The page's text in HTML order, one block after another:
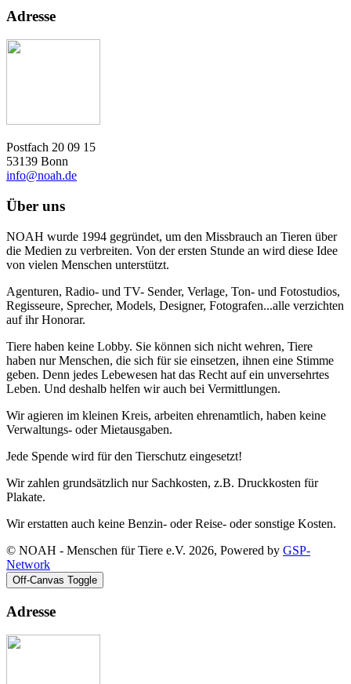
Adresse
Postfach 20 09 15
53139 Bonn
info@noah.de
Über uns
NOAH wurde 1994 gegründet, um den Missbrauch an Tieren über
die Medien zu verbreiten. Von der ersten Stunde an wird diese Idee
von vielen Menschen unterstützt.
Agenturen, Radio- und TV- Sender, Verlage, Ton- und Fotostudios,
Regisseure, Sprecher, Models, Designer, Fotografen...alle verzichten
auf ihr Honorar.
Tiere haben keine Lobby. Sie können sich nicht wehren, Tiere
haben nur Menschen, die sich für sie einsetzen, ihnen eine Stimme
geben. Denn jedes Lebewesen hat das Recht auf ein unversehrtes
Leben. Und deshalb helfen wir auch bei Vermittlungen.
Wir agieren im kleinen Kreis, arbeiten ehrenamtlich, haben keine
Verwaltungs- oder Mietausgaben.
Jede Spende wird für den Tierschutz eingesetzt!
Wir zahlen grundsätzlich nur Sachkosten, z.B. Druckkosten für
Plakate.
Wir erstatten auch keine Benzin- oder Reise- oder sonstige Kosten.
© NOAH - Menschen für Tiere e.V. 2026, Powered by GSP-
Network
Off-Canvas Toggle
Adresse